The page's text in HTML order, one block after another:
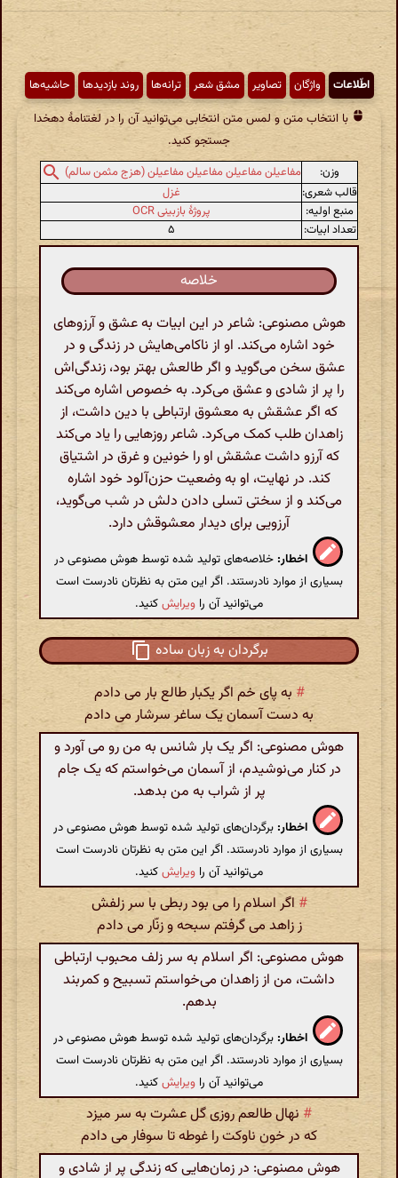
اطّلاعات واژگان تصاویر مشق شعر ترانه‌ها روند بازدیدها حاشیه‌ها
با انتخاب متن و لمس متن انتخابی می‌توانید آن را در لغتنامهٔ دهخدا
جستجو کنید.
وزن:
مفاعیلن مفاعیلن مفاعیلن مفاعیلن (هزج مثمن سالم)
قالب شعری:
غزل
منبع اولیه:
پروژهٔ بازبینی OCR
تعداد ابیات:
۵
خلاصه
هوش مصنوعی: شاعر در این ابیات به عشق و آرزوهای
خود اشاره می‌کند. او از ناکامی‌هایش در زندگی و در
عشق سخن می‌گوید و اگر طالعش بهتر بود، زندگی‌اش
را پر از شادی و عشق می‌کرد. به خصوص اشاره می‌کند
که اگر عشقش به معشوق ارتباطی با دین داشت، از
زاهدان طلب کمک می‌کرد. شاعر روزهایی را یاد می‌کند
که آرزو داشت عشقش او را خونین و غرق در اشتیاق
کند. در نهایت، او به وضعیت حزن‌آلود خود اشاره
می‌کند و از سختی تسلی دادن دلش در شب می‌گوید،
آرزویی برای دیدار معشوقش دارد.
اخطار: خلاصه‌های تولید شده توسط هوش مصنوعی در
بسیاری از موارد نادرستند. اگر این متن به نظرتان نادرست است
می‌توانید آن را ویرایشکنید.
برگردان به زبان ساده
# به پای خم اگر یکبار طالع بار می دادم
به دست آسمان یک ساغر سرشار می دادم
هوش مصنوعی: اگر یک بار شانس به من رو می آورد و
در کنار می‌‌نوشیدم، از آسمان می‌خواستم که یک جام
پر از شراب به من بدهد.
اخطار: برگردان‌های تولید شده توسط هوش مصنوعی در
بسیاری از موارد نادرستند. اگر این متن به نظرتان نادرست است
می‌توانید آن را ویرایشکنید.
# اگر اسلام را می بود ربطی با سر زلفش
ز زاهد می گرفتم سبحه و زنّار می دادم
هوش مصنوعی: اگر اسلام به سر زلف محبوب ارتباطی
داشت، من از زاهدان می‌خواستم تسبیح و کمربند
بدهم.
اخطار: برگردان‌های تولید شده توسط هوش مصنوعی در
بسیاری از موارد نادرستند. اگر این متن به نظرتان نادرست است
می‌توانید آن را ویرایشکنید.
#نهال طالعم روزی گل عشرت به سر میزد
که در خون ناوکت را غوطه تا سوفار می دادم
هوش مصنوعی: در زمان‌هایی که زندگی پر از شادی و